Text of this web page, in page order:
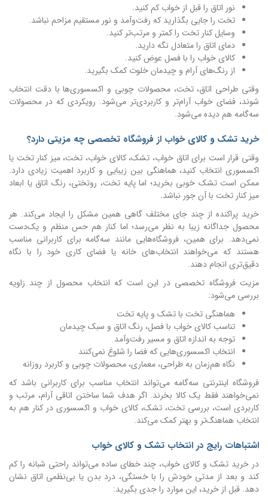
نور اتاق را قبل از خواب کم کنید.
تخت را جایی بگذارید که رفت‌وآمد و نور مستقیم مزاحم نباشد.
وسایل کنار تخت را کمتر و مرتب‌تر کنید.
دمای اتاق را متعادل نگه دارید.
کالای خواب را با فصل عوض کنید.
از رنگ‌های آرام و چیدمان خلوت کمک بگیرید.
وقتی طراحی اتاق، تخت، محصولات چوبی و اکسسوری‌ها با دقت انتخاب
شوند، فضای خواب آرام‌تر و کاربردی‌تر می‌شود. رویکردی که در محصولات
سه‌گامه هم دیده می‌شود.
خرید تشک و کالای خواب از فروشگاه تخصصی چه مزیتی دارد؟
وقتی قرار است برای اتاق خواب، تشک، کالای خواب، تخت، میز کنار تخت یا
اکسسوری انتخاب کنید، هماهنگی بین زیبایی و کاربرد اهمیت زیادی دارد.
ممکن است تشک خوبی بخرید؛ اما پایه تخت، روتختی، رنگ اتاق یا ابعاد
میز کنار تخت با آن جور نباشد.
خرید پراکنده از چند جای مختلف گاهی همین مشکل را ایجاد می‌کند. هر
محصول جداگانه زیبا به نظر می‌رسد؛ اما کنار هم حس منظم و یک‌دست
نمی‌دهد. برای همین، فروشگاه‌هایی مانند سه‌گامه برای کاربرانی مناسب
هستند که می‌خواهند انتخاب‌های خانه یا فضای کاری خود را با نگاه
دقیق‌تری انجام دهند.
مزیت فروشگاه تخصصی در این است که انتخاب محصول از چند زاویه
بررسی می‌شود:
هماهنگی تخت با تشک و پایه تخت
تناسب کالای خواب با فصل، رنگ اتاق و سبک چیدمان
توجه به اندازه اتاق و مسیر رفت‌وآمد
انتخاب اکسسوری‌هایی که فضا را شلوغ نمی‌کنند
نگاه هم‌زمان به طراحی، معماری، محصولات چوبی و کاربرد روزانه
فروشگاه اینترنتی سه‌گامه می‌تواند انتخاب مناسب برای کاربرانی باشد که
نمی‌خواهند فقط یک کالا بخرند. اگر هدف شما ساختن اتاقی آرام، مرتب و
کاربردی است، بررسی تخت، تشک، کالای خواب و اکسسوری در کنار هم به
انتخاب هماهنگ‌تر و بهتر کمک می‌کند.
اشتباهات رایج در انتخاب تشک و کالای خواب
در خرید تشک و کالای خواب، چند خطای ساده می‌تواند راحتی شبانه را کم
کند و بعد از مدتی خودش را با خستگی، درد بدن یا بی‌نظمی اتاق نشان
دهد. قبل از خرید، این موارد را جدی بگیرید: